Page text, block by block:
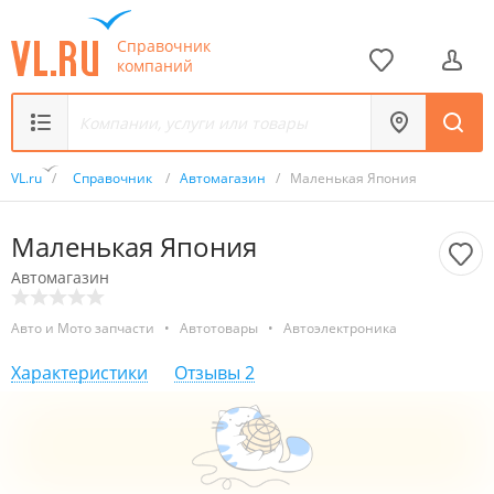
Справочник
компаний
VL.ru / Справочник / Автомагазин / Маленькая Япония
Маленькая Япония
Автомагазин
Авто и Мото запчасти • Автотовары • Автоэлектроника
Характеристики Отзывы 2